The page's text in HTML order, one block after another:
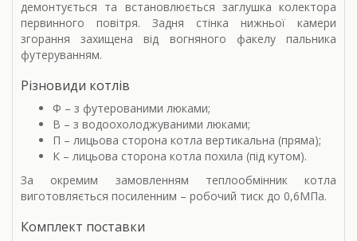
демонтується та встановлюється заглушка колектора
первинного повітря. Задня стінка нижньої камери
згорання захищена від вогняного факелу пальника
футеруванням.
Різновиди котлів
Ф – з футерованими люками;
В – з водоохолоджуваними люками;
П – лицьова сторона котла вертикальна (пряма);
К – лицьова сторона котла похила (під кутом).
За окремим замовленням теплообмінник котла
виготовляється посиленним – робочий тиск до 0,6МПа.
Комплект поставки